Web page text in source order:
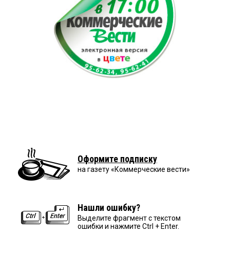
Оформите подписку
на газету «Коммерческие вести»
Нашли ошибку?
Выделите фрагмент с текстом
ошибки и нажмите Ctrl + Enter.